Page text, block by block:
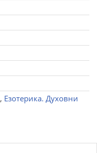
, Езотерика. Духовни